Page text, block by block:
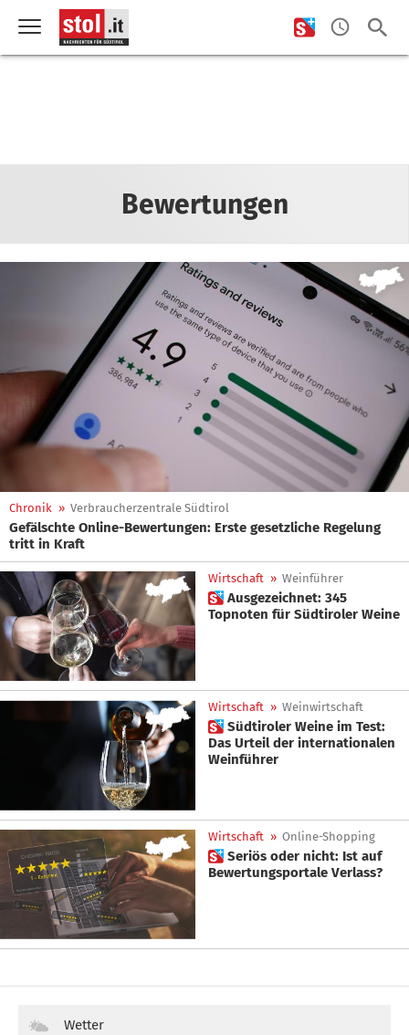
Bewertungen
Chronik » Verbraucherzentrale Südtirol
Gefälschte Online-Bewertungen: Erste gesetzliche Regelung
tritt in Kraft
Wirtschaft » Weinführer
 Ausgezeichnet: 345
Topnoten für Südtiroler Weine
Wirtschaft » Weinwirtschaft
 Südtiroler Weine im Test:
Das Urteil der internationalen
Weinführer
Wirtschaft » Online-Shopping
 Seriös oder nicht: Ist auf
Bewertungsportale Verlass?
Wetter